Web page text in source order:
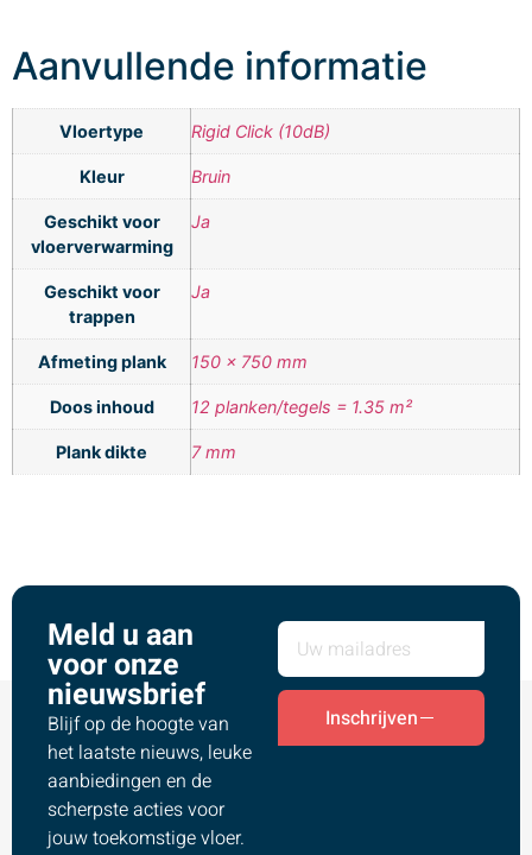
Aanvullende informatie
Vloertype Rigid Click (10dB)
Kleur Bruin
Geschikt voor
vloerverwarming
Ja
Geschikt voor
trappen
Ja
Afmeting plank 150 x 750 mm
Doos inhoud 12 planken/tegels = 1.35 m²
Plank dikte 7 mm
Meld u aan
voor onze
nieuwsbrief
Blijf op de hoogte van
het laatste nieuws, leuke
aanbiedingen en de
scherpste acties voor
jouw toekomstige vloer.
Inschrijven